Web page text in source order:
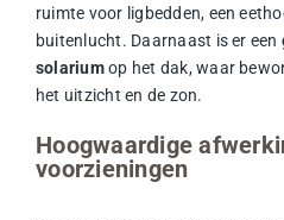
ruimte voor ligbedden, een
buitenlucht. Daarnaast is er een
solariumop het dak, waar
het uitzicht en de zon.
Hoogwaardige
voorzieningen